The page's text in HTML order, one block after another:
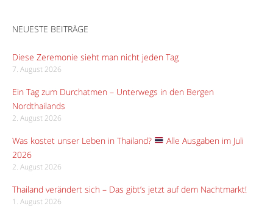
NEUESTE BEITRÄGE
Diese Zeremonie sieht man nicht jeden Tag
7. August 2026
Ein Tag zum Durchatmen – Unterwegs in den Bergen
Nordthailands
2. August 2026
Was kostet unser Leben in Thailand?
Alle Ausgaben im Juli
2026
2. August 2026
Thailand verändert sich – Das gibt’s jetzt auf dem Nachtmarkt!
1. August 2026